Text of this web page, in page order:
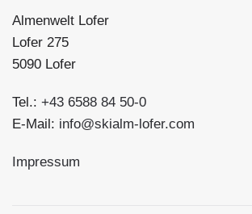
Almenwelt Lofer
Lofer 275
5090 Lofer
Tel.: +43 6588 84 50-0
E-Mail: info@skialm-lofer.com
Impressum